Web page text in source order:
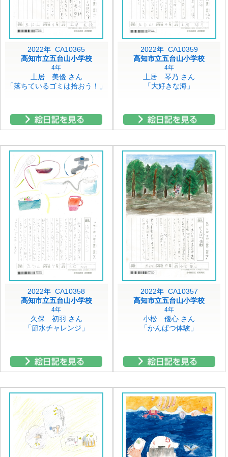
2022年 CA10365
高知市立五台山小学校
4年
土居 美優 さん
「落ちているゴミは拾おう！」
2022年 CA10359
高知市立五台山小学校
4年
土居 琴乃 さん
「大好きな海」
2022年 CA10358
高知市立五台山小学校
4年
久保 初羽 さん
「節水チャレンジ」
2022年 CA10357
高知市立五台山小学校
4年
小松 優心 さん
「かんばつ体験」